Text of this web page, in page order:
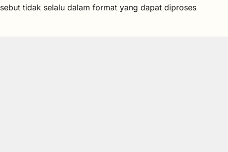
tidak selalu dalam format yang dapat diproses